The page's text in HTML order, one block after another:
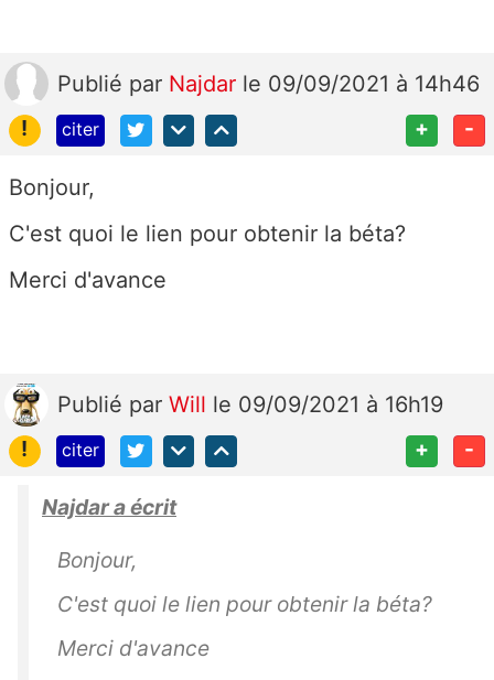
Publié par Najdar le 09/09/2021 à 14h46
!
citer + -
Bonjour,
C'est quoi le lien pour obtenir la béta?
Merci d'avance
Publié par Will le 09/09/2021 à 16h19
!
citer + -
Najdar a écrit
Bonjour,
C'est quoi le lien pour obtenir la béta?
Merci d'avance